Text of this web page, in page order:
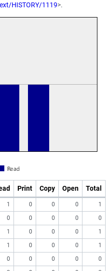
HISTORY/1119>.
Print Copy Open Total
1 0 0 0
1
0 0 0 0 0
1 0 0 0
1
1 0 0 0
1
0 0 0 0
0